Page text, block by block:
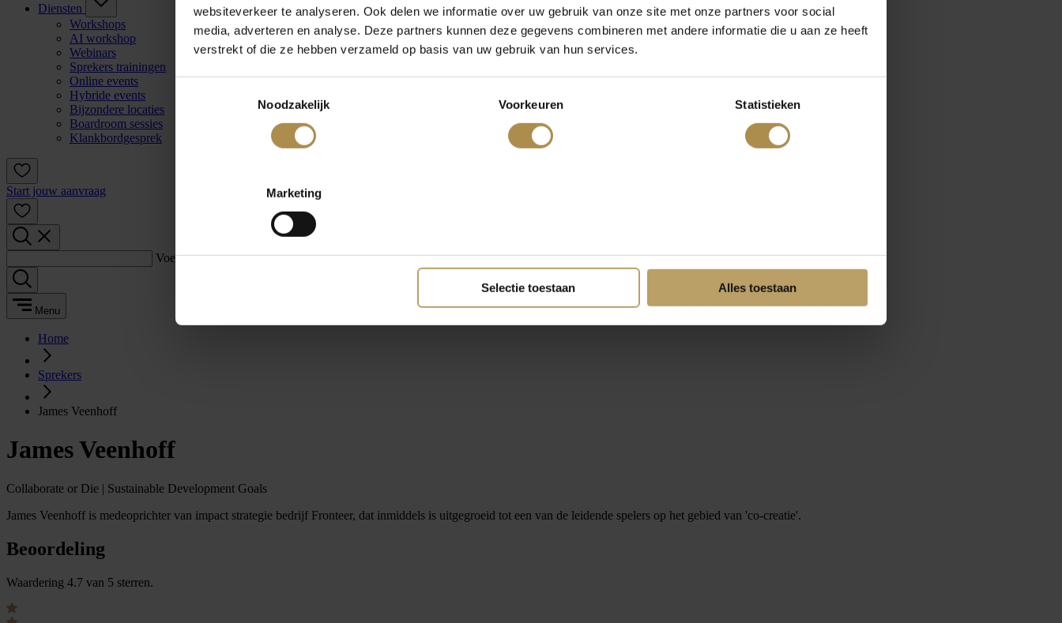
websiteverkeer te analyseren. Ook delen we informatie over uw gebruik van onze site met onze partners voor social
media, adverteren en analyse. Deze partners kunnen deze gegevens combineren met andere informatie die u aan ze heeft
verstrekt of die ze hebben verzameld op basis van uw gebruik van hun services.
Noodzakelijk
Voorkeuren Statistieken
Marketing
Selectie toestaan Alles toestaan
Diensten
Workshops
AI workshop
Webinars
Sprekers trainingen
Online events
Hybride events
Bijzondere locaties
Boardroom sessies
Klankbordgesprek
Start jouw aanvraag
Voer een zoekterm in:
Menu
Home
Sprekers
James Veenhoff
James Veenhoff
Collaborate or Die | Sustainable Development Goals
James Veenhoff is medeoprichter van impact strategie bedrijf Fronteer, dat inmiddels is uitgegroeid tot een van de leidende spelers op het gebied van 'co-creatie'.
Beoordeling
Waardering 4.7 van 5 sterren.